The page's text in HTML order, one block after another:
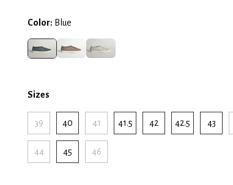
Color: Blue
Sizes
39 40 41 41.5 42 42.5 43
44 45 46